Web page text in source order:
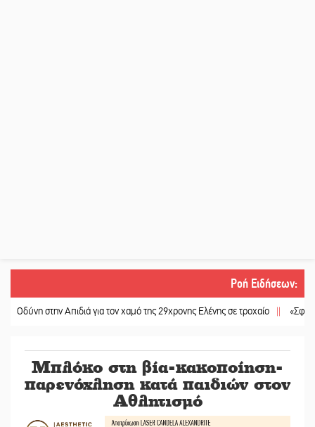
Ροή Ειδήσεων:
στην Απιδιά για τον χαμό της 29χρονης Ελένης σε τροχαίο || «Σφραγίδα»
Μπλόκο στη βία-κακοποίηση-
παρενόχληση κατά παιδιών στον
Αθλητισμό